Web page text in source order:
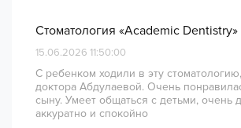
Стоматология «Academic Dentistry»
15.06.2026 11:50:00
С ребенком ходили в эту
доктора Абдулаевой. Очень
сыну. Умеет общаться с детьми, очень
аккуратно и спокойно